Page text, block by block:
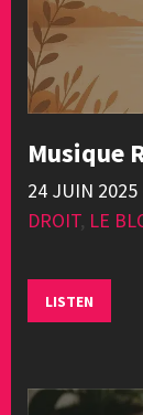
Musique
24 JUIN 2025
DROIT, LE
LISTEN